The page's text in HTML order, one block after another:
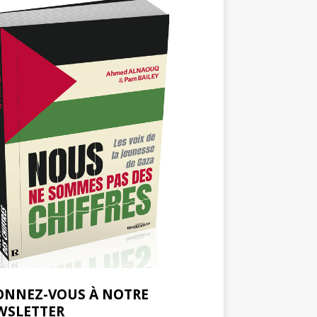
VOUS À NOTRE